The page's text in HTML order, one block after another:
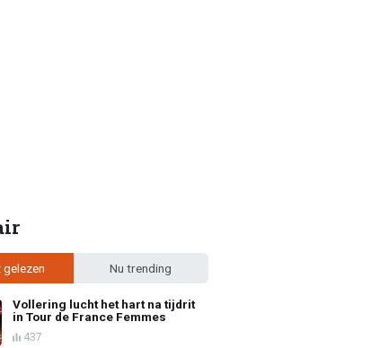
gelezen Nu trending
Vollering lucht het hart na tijdrit
in Tour de France Femmes
437